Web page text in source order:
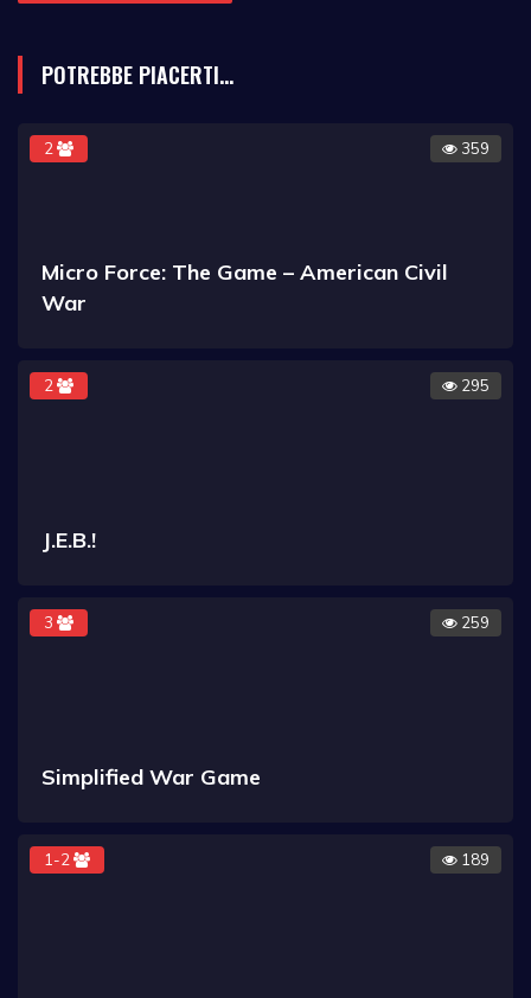
POTREBBE PIACERTI...
2 359
Micro Force: The Game – American Civil
War
2 295
J.E.B.!
3 259
Simplified War Game
1-2 189